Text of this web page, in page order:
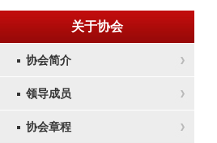
关于协会
协会简介
领导成员
协会章程